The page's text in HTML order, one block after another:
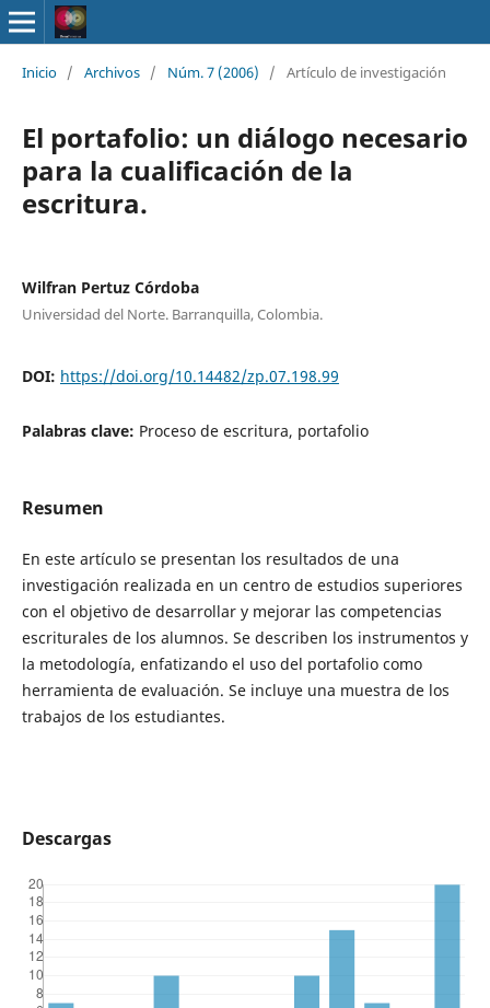
Inicio / Archivos / Núm. 7 (2006) / Artículo de investigación
El portafolio: un diálogo necesario
para la cualificación de la
escritura.
Wilfran Pertuz Córdoba
Universidad del Norte. Barranquilla, Colombia.
DOI: https://doi.org/10.14482/zp.07.198.99
Palabras clave: Proceso de escritura, portafolio
Resumen
En este artículo se presentan los resultados de una
investigación realizada en un centro de estudios superiores
con el objetivo de desarrollar y mejorar las competencias
escriturales de los alumnos. Se describen los instrumentos y
la metodología, enfatizando el uso del portafolio como
herramienta de evaluación. Se incluye una muestra de los
trabajos de los estudiantes.
Descargas